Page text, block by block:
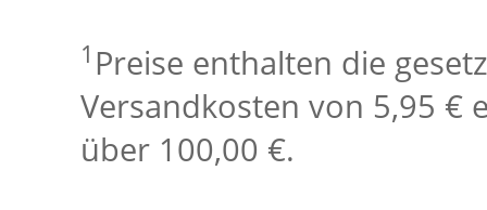
1 Preise enthalten die
Versandkosten von 5,95 €
über 100,00 €.